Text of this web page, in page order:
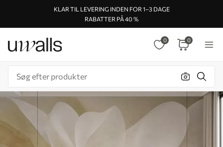
KLAR TIL LEVERING INDEN FOR 1–3 DAGE
RABATTER PÅ 40 %
0 0